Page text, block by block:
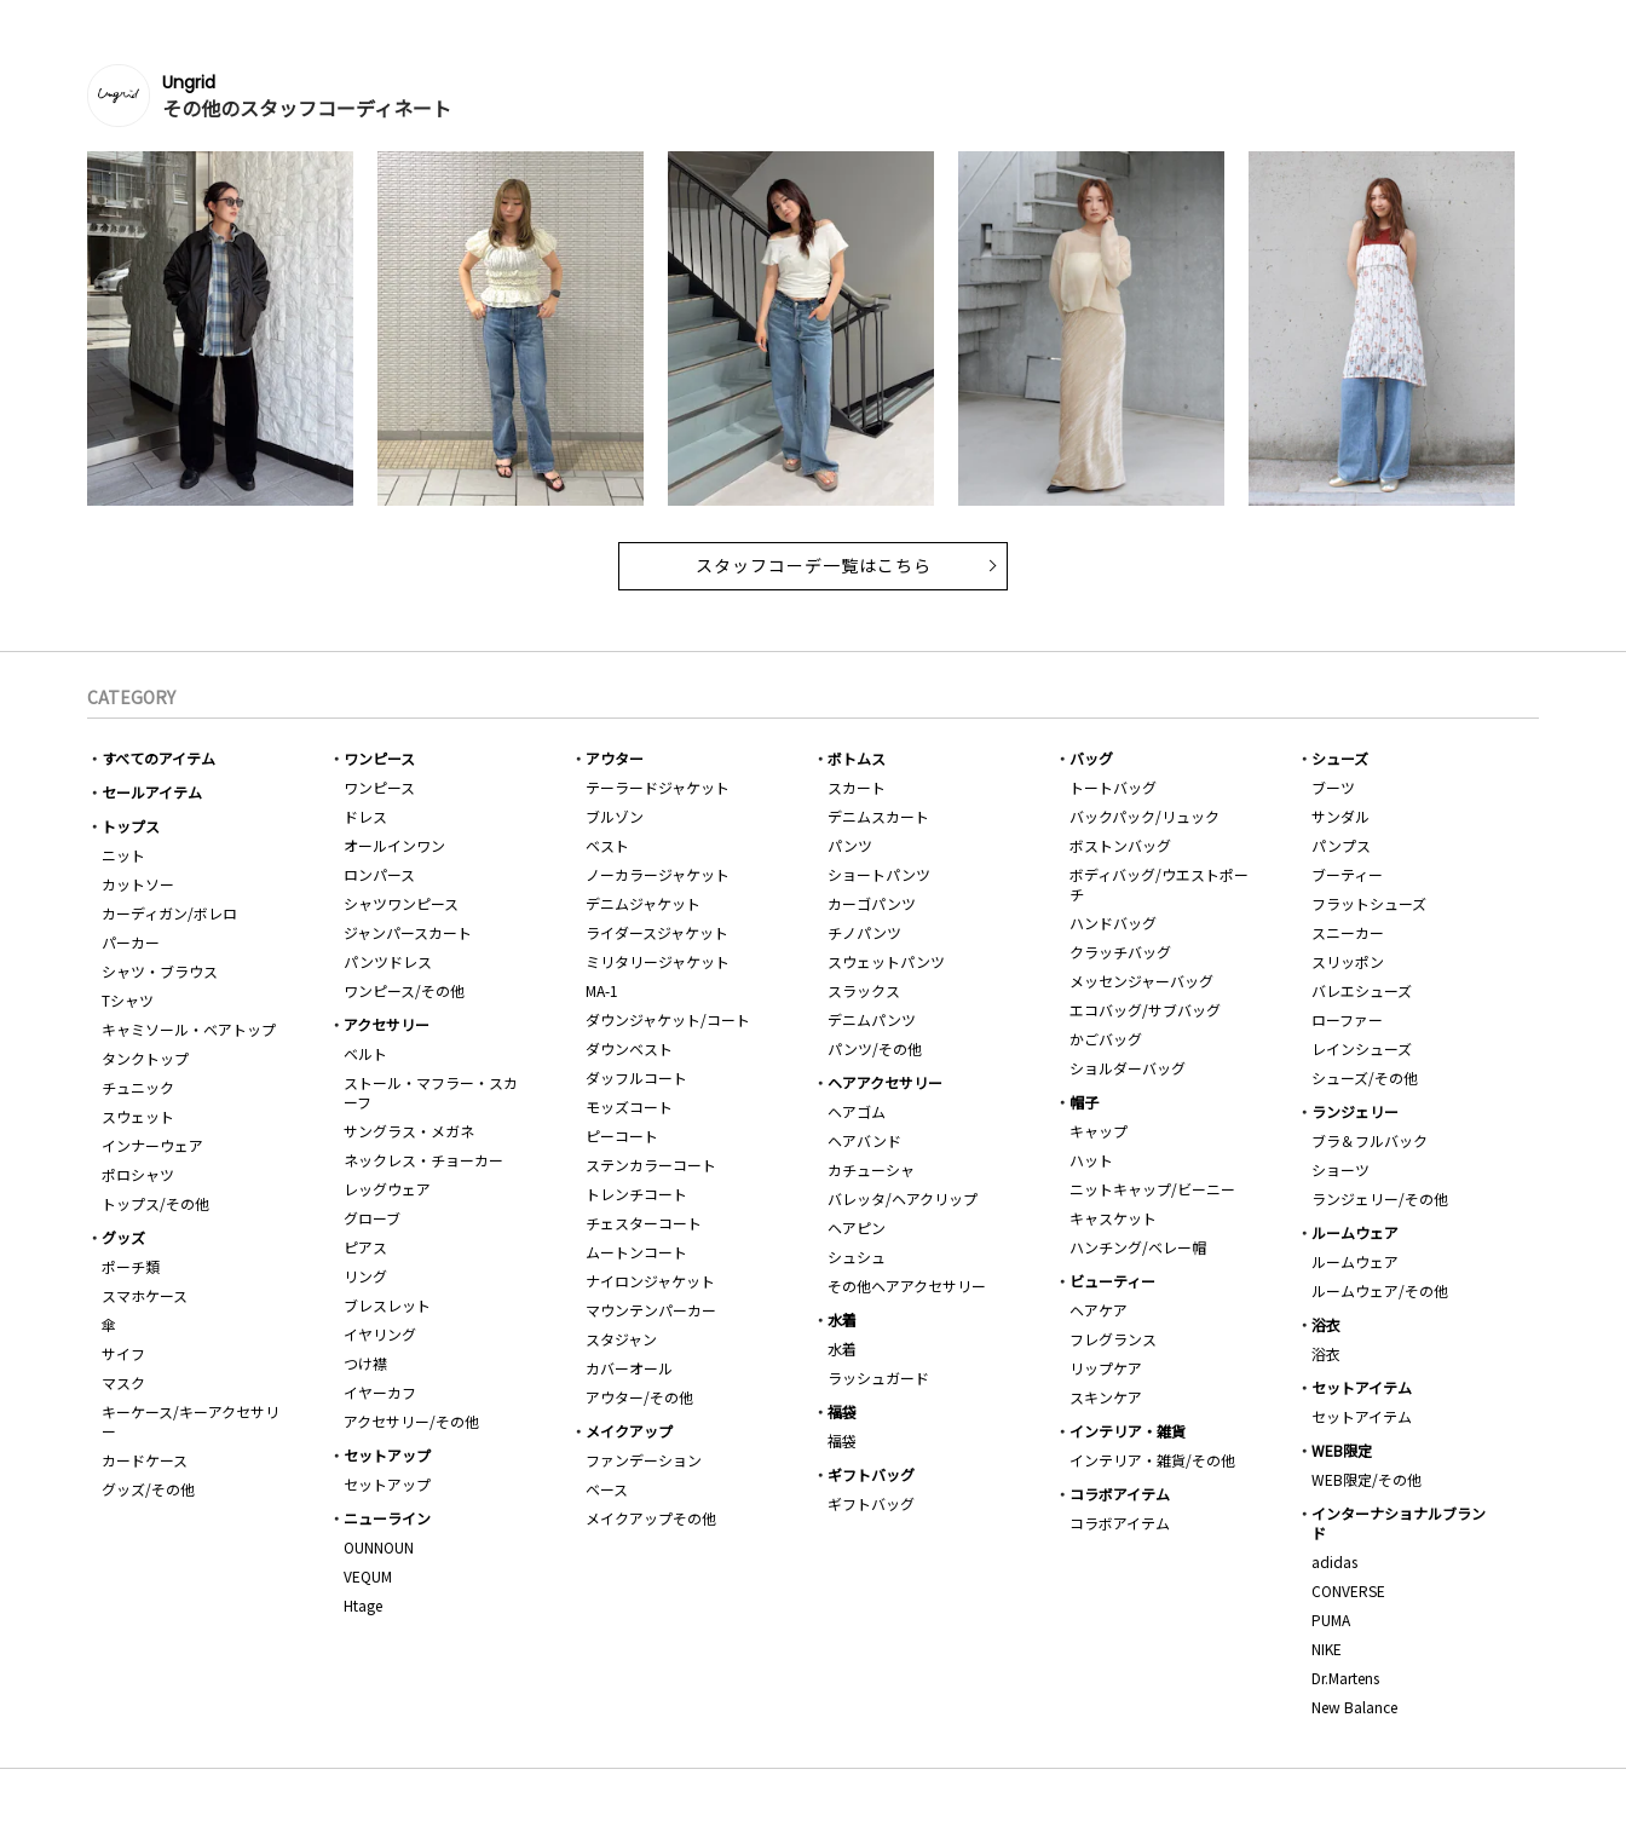
Ungrid
その他のスタッフコーディネート
スタッフコーデ一覧はこちら
CATEGORY
すべてのアイテム
セールアイテム
トップス
ニット
カットソー
カーディガン/ボレロ
パーカー
シャツ・ブラウス
Tシャツ
キャミソール・ベアトップ
タンクトップ
チュニック
スウェット
インナーウェア
ポロシャツ
トップス/その他
ワンピース
ワンピース
ドレス
オールインワン
ロンパース
シャツワンピース
ジャンパースカート
パンツドレス
ワンピース/その他
アウター
テーラードジャケット
ブルゾン
ベスト
ノーカラージャケット
デニムジャケット
ライダースジャケット
ミリタリージャケット
MA-1
ダウンジャケット/コート
ダウンベスト
ダッフルコート
モッズコート
ピーコート
ステンカラーコート
トレンチコート
チェスターコート
ムートンコート
ナイロンジャケット
マウンテンパーカー
スタジャン
カバーオール
アウター/その他
ボトムス
スカート
デニムスカート
パンツ
ショートパンツ
カーゴパンツ
チノパンツ
スウェットパンツ
スラックス
デニムパンツ
パンツ/その他
バッグ
トートバッグ
バックパック/リュック
ボストンバッグ
ボディバッグ/ウエストポー
チ
ハンドバッグ
クラッチバッグ
メッセンジャーバッグ
エコバッグ/サブバッグ
かごバッグ
ショルダーバッグ
シューズ
ブーツ
サンダル
パンプス
ブーティー
フラットシューズ
スニーカー
スリッポン
バレエシューズ
ローファー
レインシューズ
シューズ/その他
アクセサリー
ベルト
ストール・マフラー・スカ
ーフ
サングラス・メガネ
ネックレス・チョーカー
レッグウェア
グローブ
ピアス
リング
ブレスレット
イヤリング
つけ襟
イヤーカフ
アクセサリー/その他
ヘアアクセサリー
ヘアゴム
ヘアバンド
カチューシャ
バレッタ/ヘアクリップ
ヘアピン
シュシュ
その他ヘアアクセサリー
帽子
キャップ
ハット
ニットキャップ/ビーニー
キャスケット
ハンチング/ベレー帽
ランジェリー
ブラ＆フルバック
ショーツ
ランジェリー/その他
ルームウェア
ルームウェア
ルームウェア/その他
グッズ
ポーチ類
スマホケース
傘
サイフ
マスク
キーケース/キーアクセサリ
ー
カードケース
グッズ/その他
ビューティー
ヘアケア
フレグランス
リップケア
スキンケア
水着
水着
ラッシュガード
浴衣
浴衣
セットアイテム
セットアイテム
福袋
福袋
メイクアップ
ファンデーション
ベース
メイクアップその他
インテリア・雑貨
インテリア・雑貨/その他
WEB限定
WEB限定/その他
セットアップ
セットアップ
ギフトバッグ
ギフトバッグ
コラボアイテム
コラボアイテム
インターナショナルブラン
ド
adidas
CONVERSE
PUMA
NIKE
Dr.Martens
New Balance
ニューライン
OUNNOUN
VEQUM
Htage